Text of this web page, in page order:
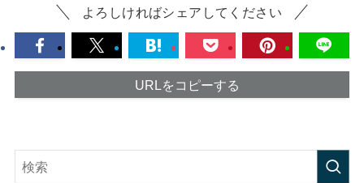
よろしければシェアしてください
URLをコピーする